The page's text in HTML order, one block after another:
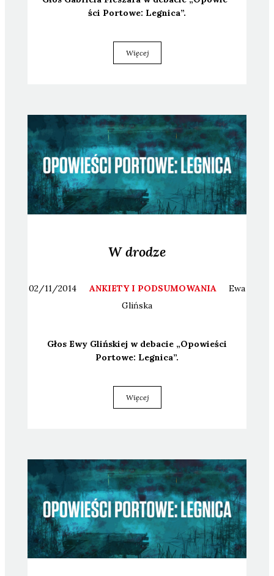
ści Por­to­we: Legni­ca”.
Więcej
W drodze
02/11/2014 ANKIETY I PODSUMOWANIA
Ewa
Glińska
Głos Ewy Gliń­skiej w deba­cie „Opo­wie­ści
Por­to­we: Legni­ca”.
Więcej